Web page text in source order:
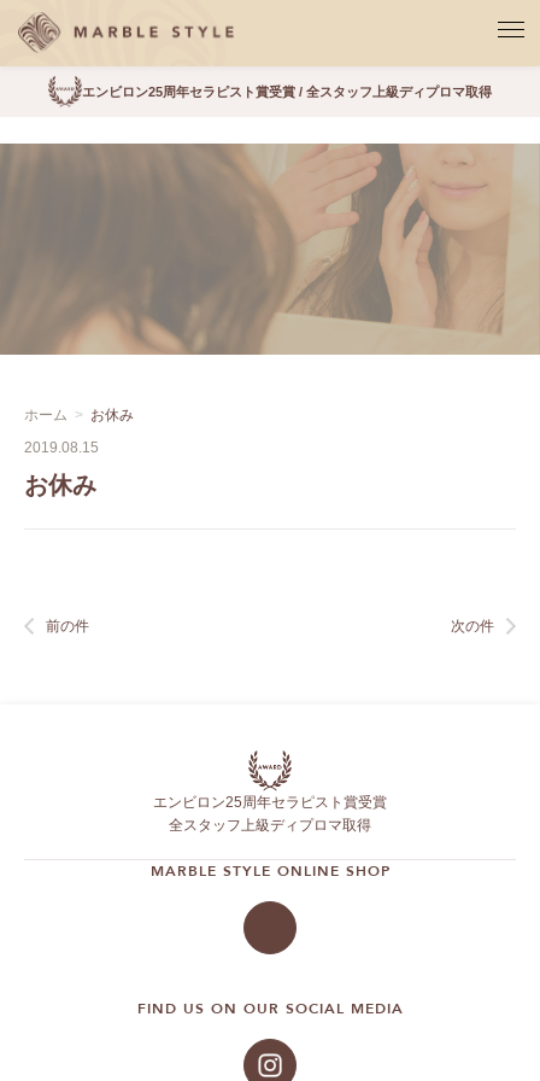
エンビロン25周年セラピスト賞受賞 / 全スタッフ上級ディプロマ取得
ホーム
お休み
2019.08.15
お休み
前の件 次の件
エンビロン25周年セラピスト賞受賞
全スタッフ上級ディプロマ取得
MARBLE STYLE ONLINE SHOP
FIND US ON OUR SOCIAL MEDIA